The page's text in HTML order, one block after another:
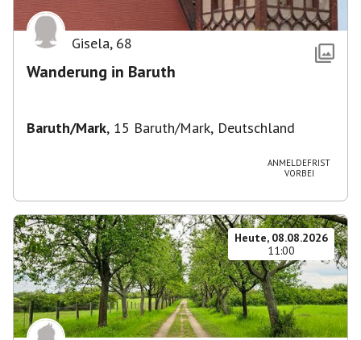
Gisela, 68
Wanderung in Baruth
Baruth/Mark, 15 Baruth/Mark, Deutschland
ANMELDEFRIST
VORBEI
Heute, 08.08.2026
11:00